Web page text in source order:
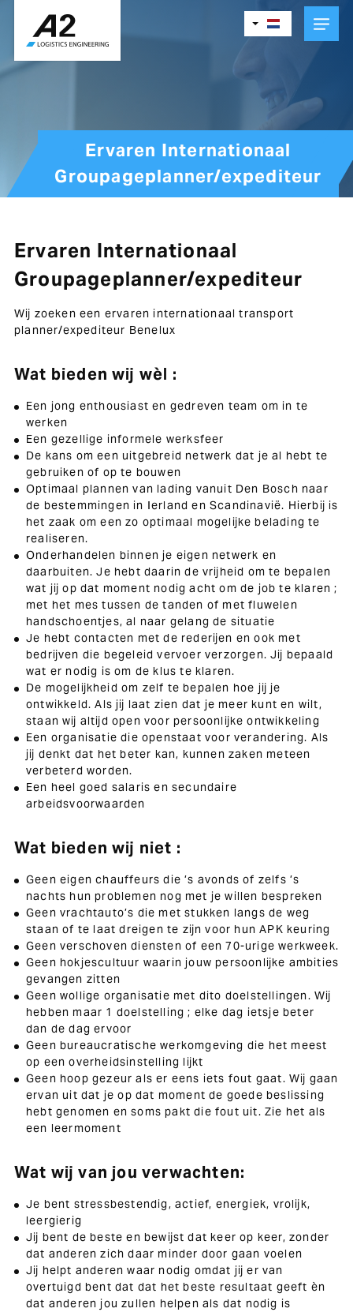
main
content
Ervaren Internationaal
Groupageplanner/expediteur
Ervaren Internationaal
Groupageplanner/expediteur
Wij zoeken een ervaren internationaal transport
planner/expediteur Benelux
Wat bieden wij wèl :
Een jong enthousiast en gedreven team om in te
werken
Een gezellige informele werksfeer
De kans om een uitgebreid netwerk dat je al hebt te
gebruiken of op te bouwen
Optimaal plannen van lading vanuit Den Bosch naar
de bestemmingen in Ierland en Scandinavië. Hierbij is
het zaak om een zo optimaal mogelijke belading te
realiseren.
Onderhandelen binnen je eigen netwerk en
daarbuiten. Je hebt daarin de vrijheid om te bepalen
wat jij op dat moment nodig acht om de job te klaren ;
met het mes tussen de tanden of met fluwelen
handschoentjes, al naar gelang de situatie
Je hebt contacten met de rederijen en ook met
bedrijven die begeleid vervoer verzorgen. Jij bepaald
wat er nodig is om de klus te klaren.
De mogelijkheid om zelf te bepalen hoe jij je
ontwikkeld. Als jij laat zien dat je meer kunt en wilt,
staan wij altijd open voor persoonlijke ontwikkeling
Een organisatie die openstaat voor verandering. Als
jij denkt dat het beter kan, kunnen zaken meteen
verbeterd worden.
Een heel goed salaris en secundaire
arbeidsvoorwaarden
Wat bieden wij niet :
Geen eigen chauffeurs die ’s avonds of zelfs ’s
nachts hun problemen nog met je willen bespreken
Geen vrachtauto’s die met stukken langs de weg
staan of te laat dreigen te zijn voor hun APK keuring
Geen verschoven diensten of een 70-urige werkweek.
Geen hokjescultuur waarin jouw persoonlijke ambities
gevangen zitten
Geen wollige organisatie met dito doelstellingen. Wij
hebben maar 1 doelstelling ; elke dag ietsje beter
dan de dag ervoor
Geen bureaucratische werkomgeving die het meest
op een overheidsinstelling lijkt
Geen hoop gezeur als er eens iets fout gaat. Wij gaan
ervan uit dat je op dat moment de goede beslissing
hebt genomen en soms pakt die fout uit. Zie het als
een leermoment
Wat wij van jou verwachten:
Je bent stressbestendig, actief, energiek, vrolijk,
leergierig
Jij bent de beste en bewijst dat keer op keer, zonder
dat anderen zich daar minder door gaan voelen
Jij helpt anderen waar nodig omdat jij er van
overtuigd bent dat dat het beste resultaat geeft èn
dat anderen jou zullen helpen als dat nodig is